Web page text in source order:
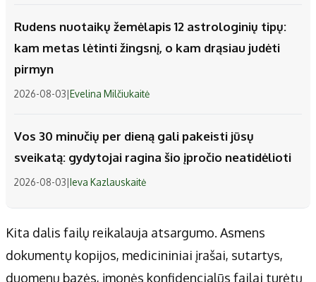
Rudens nuotaikų žemėlapis 12 astrologinių tipų:
kam metas lėtinti žingsnį, o kam drąsiau judėti
pirmyn
2026-08-03|Evelina Milčiukaitė
Vos 30 minučių per dieną gali pakeisti jūsų
sveikatą: gydytojai ragina šio įpročio neatidėlioti
2026-08-03|Ieva Kazlauskaitė
Kita dalis failų reikalauja atsargumo. Asmens
dokumentų kopijos, medicininiai įrašai, sutartys,
duomenų bazės, įmonės konfidencialūs failai turėtų